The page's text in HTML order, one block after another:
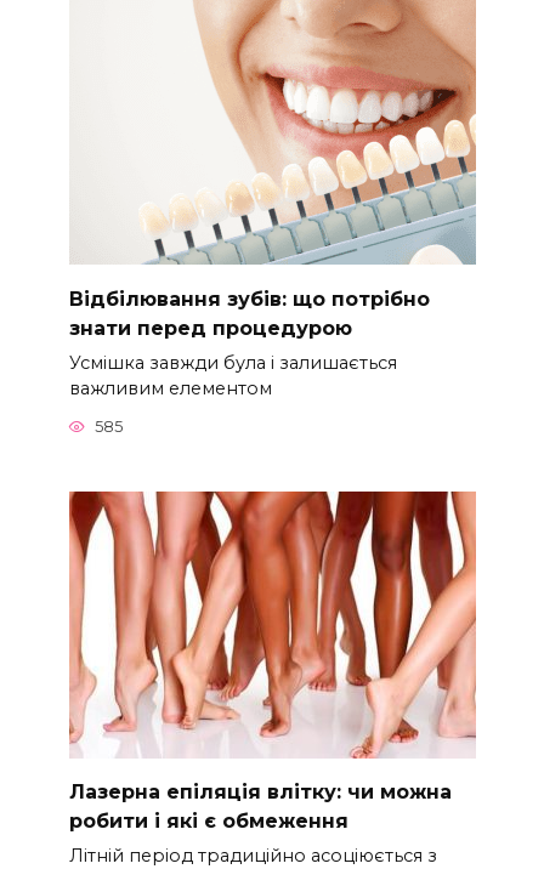
Відбілювання зубів: що потрібно
знати перед процедурою
Усмішка завжди була і залишається
важливим елементом
585
Лазерна епіляція влітку: чи можна
робити і які є обмеження
Літній період традиційно асоціюється з